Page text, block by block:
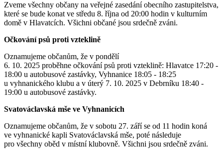
Zveme všechny občany na veřejné zasedání obecního zastupitelstva,
které se bude konat ve středu 8. října od 20:00 hodin v kulturním
domě v Hlavatcích. Všichni občané jsou srdečně zváni.
Očkování psů proti vzteklině
Oznamujeme občanům, že v pondělí
6. 10. 2025 proběhne očkování psů proti vzteklině: Hlavatce 17:20 -
18:00 u autobusové zastávky, Vyhnanice 18:05 - 18:25
u vyhnanického klubu a v úterý 7. 10. 2025 v Debrníku 18:40 -
19:00 u autobusové zastávky.
Svatováclavská mše ve Vyhnanicích
Oznamujeme občanům, že v sobotu 27. září se od 11 hodin koná
ve vyhnanické kapli Svatováclavská mše, poté následuje
pro všechny oběd v místní klubovně. Všichni jsou srdečně zváni.